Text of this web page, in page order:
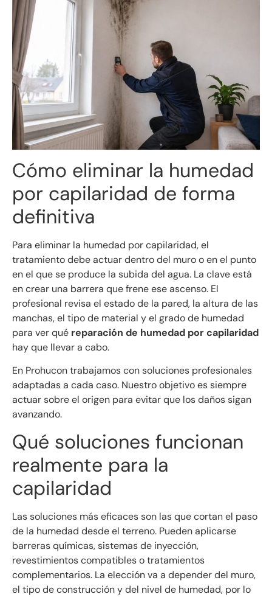
Cómo eliminar la humedad
por capilaridad de forma
definitiva
Para eliminar la humedad por capilaridad, el
tratamiento debe actuar dentro del muro o en el punto
en el que se produce la subida del agua. La clave está
en crear una barrera que frene ese ascenso. El
profesional revisa el estado de la pared, la altura de las
manchas, el tipo de material y el grado de humedad
para ver qué reparación de humedad por capilaridad
hay que llevar a cabo.
En Prohucon trabajamos con soluciones profesionales
adaptadas a cada caso. Nuestro objetivo es siempre
actuar sobre el origen para evitar que los daños sigan
avanzando.
Qué soluciones funcionan
realmente para la
capilaridad
Las soluciones más eficaces son las que cortan el paso
de la humedad desde el terreno. Pueden aplicarse
barreras químicas, sistemas de inyección,
revestimientos compatibles o tratamientos
complementarios. La elección va a depender del muro,
el tipo de construcción y del nivel de humedad, por lo